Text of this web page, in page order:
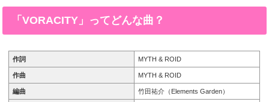
「VORACITY」ってどんな曲？
作詞 MYTH & ROID
作曲 MYTH & ROID
編曲 竹田祐介（Elements Garden）